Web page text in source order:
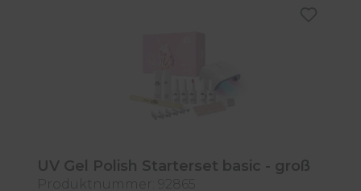
UV Gel Polish Starterset basic - groß
Produktnummer: 92865